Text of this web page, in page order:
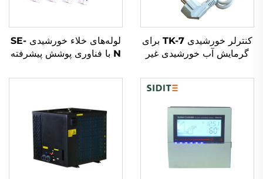
کنترلر خورشیدی TK-7 برای
گرمایش آب خورشیدی غیر
لوله‌های خلاء خورشیدی SE-
N با فناوری پوشش پیشرفته
حرارت با بهره‌وری بالا مؤلفه